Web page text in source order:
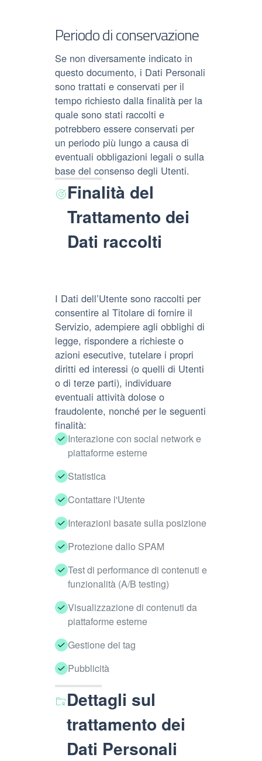
Periodo di conservazione
Se non diversamente indicato in
questo documento, i Dati Personali
sono trattati e conservati per il
tempo richiesto dalla finalità per la
quale sono stati raccolti e
potrebbero essere conservati per
un periodo più lungo a causa di
eventuali obbligazioni legali o sulla
base del consenso degli Utenti.
Finalità del
Trattamento dei
Dati raccolti
I Dati dell’Utente sono raccolti per
consentire al Titolare di fornire il
Servizio, adempiere agli obblighi di
legge, rispondere a richieste o
azioni esecutive, tutelare i propri
diritti ed interessi (o quelli di Utenti
o di terze parti), individuare
eventuali attività dolose o
fraudolente, nonché per le seguenti
finalità:
Interazione con social network e
piattaforme esterne
Statistica
Contattare l'Utente
Interazioni basate sulla posizione
Protezione dallo SPAM
Test di performance di contenuti e
funzionalità (A/B testing)
Visualizzazione di contenuti da
piattaforme esterne
Gestione dei tag
Pubblicità
Dettagli sul
trattamento dei
Dati Personali